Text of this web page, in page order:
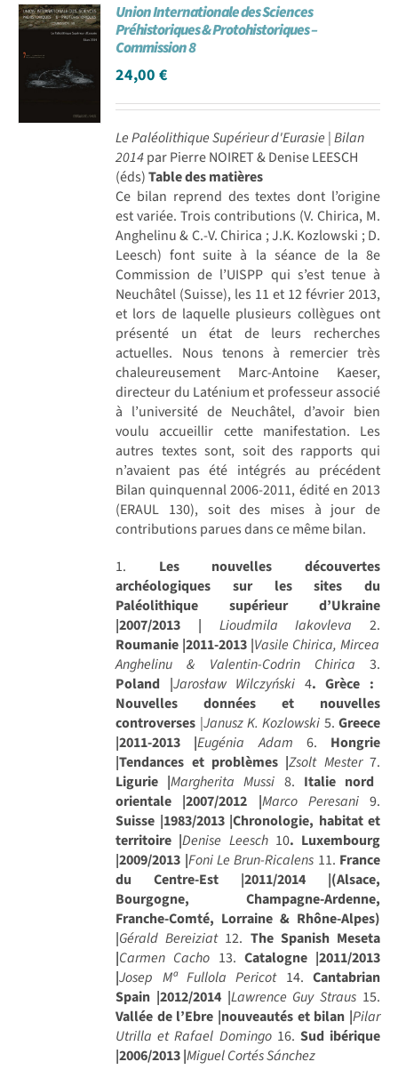
Union Internationale des Sciences
Préhistoriques & Protohistoriques –
Commission 8
24,00€
Le Paléolithique Supérieur d'Eurasie | Bilan
2014par Pierre NOIRET & Denise LEESCH
(éds)Table des matières
Ce bilan reprend des textes dont l’origine
est variée. Trois contributions (V. Chirica, M.
Anghelinu & C.-V. Chirica ; J.K. Kozlowski ; D.
Leesch) font suite à la séance de la 8e
Commission de l’UISPP qui s’est tenue à
Neuchâtel (Suisse), les 11 et 12 février 2013,
et lors de laquelle plusieurs collègues ont
présenté un état de leurs recherches
actuelles. Nous tenons à remercier très
chaleureusement Marc-Antoine Kaeser,
directeur du Laténium et professeur associé
à l’université de Neuchâtel, d’avoir bien
voulu accueillir cette manifestation. Les
autres textes sont, soit des rapports qui
n’avaient pas été intégrés au précédent
Bilan quinquennal 2006-2011, édité en 2013
(ERAUL 130), soit des mises à jour de
contributions parues dans ce même bilan.
1. Les nouvelles découvertes
archéologiques sur les sites du
Paléolithique supérieur d’Ukraine
|2007/2013 | Lioudmila Iakovleva 2.
Roumanie |2011-2013 |Vasile Chirica, Mircea
Anghelinu & Valentin-Codrin Chirica 3.
Poland |Jarosław Wilczyński 4. Grèce :
Nouvelles données et nouvelles
controverses |Janusz K. Kozlowski 5. Greece
|2011-2013 |Eugénia Adam 6. Hongrie
|Tendances et problèmes |Zsolt Mester7.
Ligurie |Margherita Mussi 8. Italie nord
orientale |2007/2012 |Marco Peresani9.
Suisse |1983/2013 |Chronologie, habitat et
territoire |Denise Leesch10. Luxembourg
|2009/2013 |Foni Le Brun-Ricalens 11. France
du Centre-Est |2011/2014 |(Alsace,
Bourgogne, Champagne-Ardenne,
Franche-Comté, Lorraine & Rhône-Alpes)
|Gérald Bereiziat12. The Spanish Meseta
|Carmen Cacho 13. Catalogne |2011/2013
|Josep Mª Fullola Pericot14. Cantabrian
Spain |2012/2014 |Lawrence Guy Straus 15.
Vallée de l’Ebre |nouveautés et bilan |Pilar
Utrilla et Rafael Domingo16. Sud ibérique
|2006/2013 |Miguel Cortés Sánchez